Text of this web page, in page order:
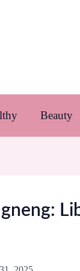
Beauty